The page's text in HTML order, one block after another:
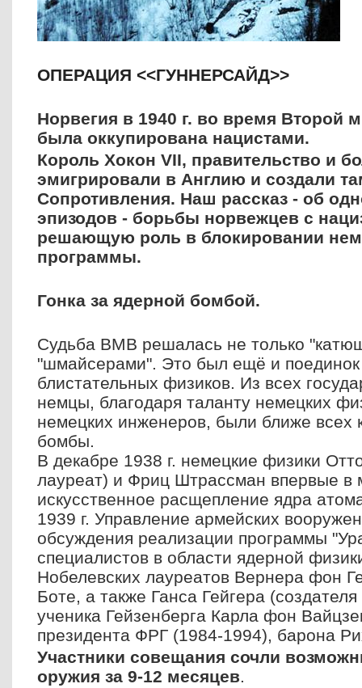
ОПЕРАЦИЯ <<ГУННЕРСАЙД>>
Норвегия в 1940 г. во время
была оккупирована нацистами.
Король Хокон VII, правительство и
эмигрировали в Англию и создали
Сопротивления. Наш рассказ - об
эпизодов - борьбы норвежцев с
решающую роль в блокировании
программы.
Гонка за ядерной бомбой.
Судьба ВМВ решалась не только
"шмайсерами". Это был ещё и
блистательных физиков. Из всех
немцы, благодаря таланту немецких
немецких инженеров, были ближе всех
бомбы.
В декабре 1938 г. немецкие физики
лауреат) и Фриц Штрассман впервые в
искусственное расщепление ядра
1939 г. Управление армейских
обсуждения реализации программы
специалистов в области ядерной
Нобелевских лауреатов Вернера фон
Боте, а также Ганса Гейгера
ученика Гейзенберга Карла фон
президента ФРГ (1984-1994), барона
Участники совещания сочли
оружия за 9-12 месяцев.